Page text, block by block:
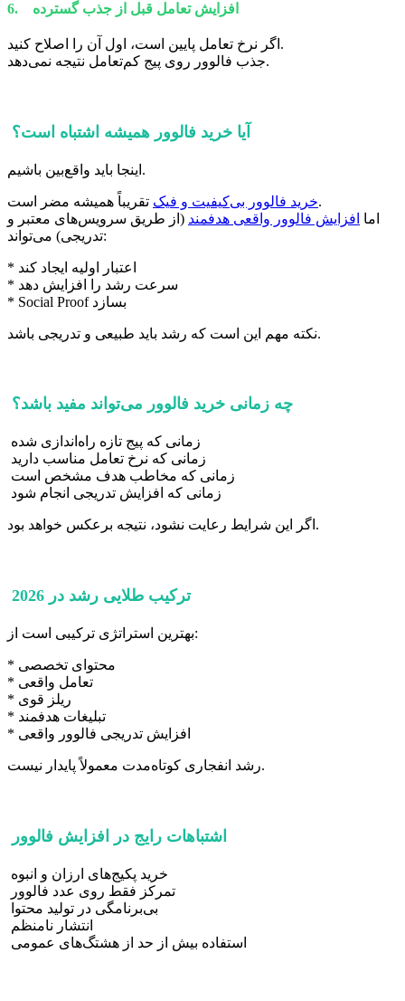
6. افزایش تعامل قبل از جذب گسترده
اگر نرخ تعامل پایین است، اول آن را اصلاح کنید.
جذب فالوور روی پیج کم‌تعامل نتیجه نمی‌دهد.
آیا خرید فالوور همیشه اشتباه است؟
اینجا باید واقع‌بین باشیم.
خرید فالوور بی‌کیفیت و فیکتقریباً همیشه مضر است.
اما افزایش فالوور واقعی هدفمند (از طریق سرویس‌های معتبر و
تدریجی) می‌تواند:
* اعتبار اولیه ایجاد کند
* سرعت رشد را افزایش دهد
* Social Proof بسازد
نکته مهم این است که رشد باید طبیعی و تدریجی باشد.
چه زمانی خرید فالوور می‌تواند مفید باشد؟
زمانی که پیج تازه راه‌اندازی شده
زمانی که نرخ تعامل مناسب دارید
زمانی که مخاطب هدف مشخص است
زمانی که افزایش تدریجی انجام شود
اگر این شرایط رعایت نشود، نتیجه برعکس خواهد بود.
ترکیب طلایی رشد در 2026
بهترین استراتژی ترکیبی است از:
* محتوای تخصصی
* تعامل واقعی
* ریلز قوی
* تبلیغات هدفمند
* افزایش تدریجی فالوور واقعی
رشد انفجاری کوتاه‌مدت معمولاً پایدار نیست.
اشتباهات رایج در افزایش فالوور
خرید پکیج‌های ارزان و انبوه
تمرکز فقط روی عدد فالوور
بی‌برنامگی در تولید محتوا
انتشار نامنظم
استفاده بیش از حد از هشتگ‌های عمومی